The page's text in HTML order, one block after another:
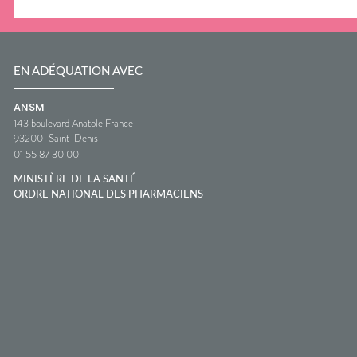
EN ADÉQUATION AVEC
ANSM
143 boulevard Anatole France
93200 Saint-Denis
01 55 87 30 00
MINISTÈRE DE LA SANTÉ
ORDRE NATIONAL DES PHARMACIENS